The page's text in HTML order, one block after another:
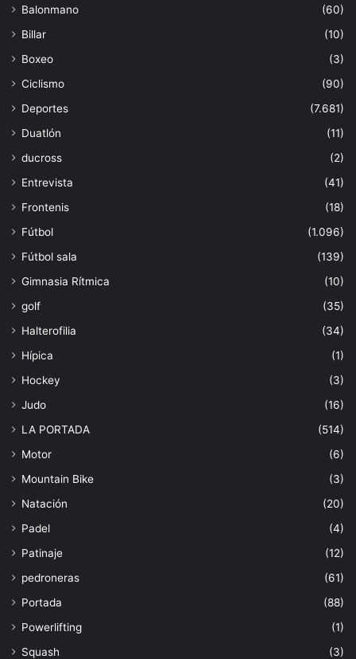
Balonmano
(60)
Billar
(10)
Boxeo
(3)
Ciclismo
(90)
Deportes
(7.681)
Duatlón
(11)
ducross
(2)
Entrevista
(41)
Frontenis
(18)
Fútbol
(1.096)
Fútbol sala
(139)
Gimnasia Rítmica
(10)
golf
(35)
Halterofilia
(34)
Hípica
(1)
Hockey
(3)
Judo
(16)
LA PORTADA
(514)
Motor
(6)
Mountain Bike
(3)
Natación
(20)
Padel
(4)
Patinaje
(12)
pedroneras
(61)
Portada
(88)
Powerlifting
(1)
Squash
(3)